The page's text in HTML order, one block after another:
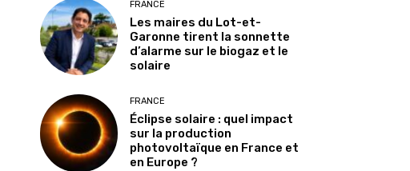
FRANCE
Les maires du Lot-et-
Garonne tirent la sonnette
d’alarme sur le biogaz et le
solaire
FRANCE
Éclipse solaire : quel impact
sur la production
photovoltaïque en France et
en Europe ?